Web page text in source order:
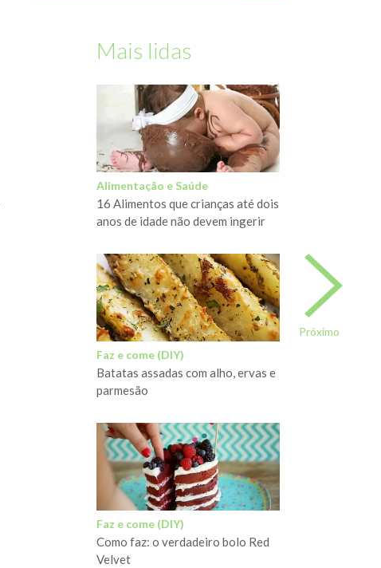
Próximo
Mais lidas
Alimentação e Saúde
16 Alimentos que crianças até dois
anos de idade não devem ingerir
Faz e come (DIY)
Batatas assadas com alho, ervas e
parmesão
Faz e come (DIY)
Como faz: o verdadeiro bolo Red
Velvet